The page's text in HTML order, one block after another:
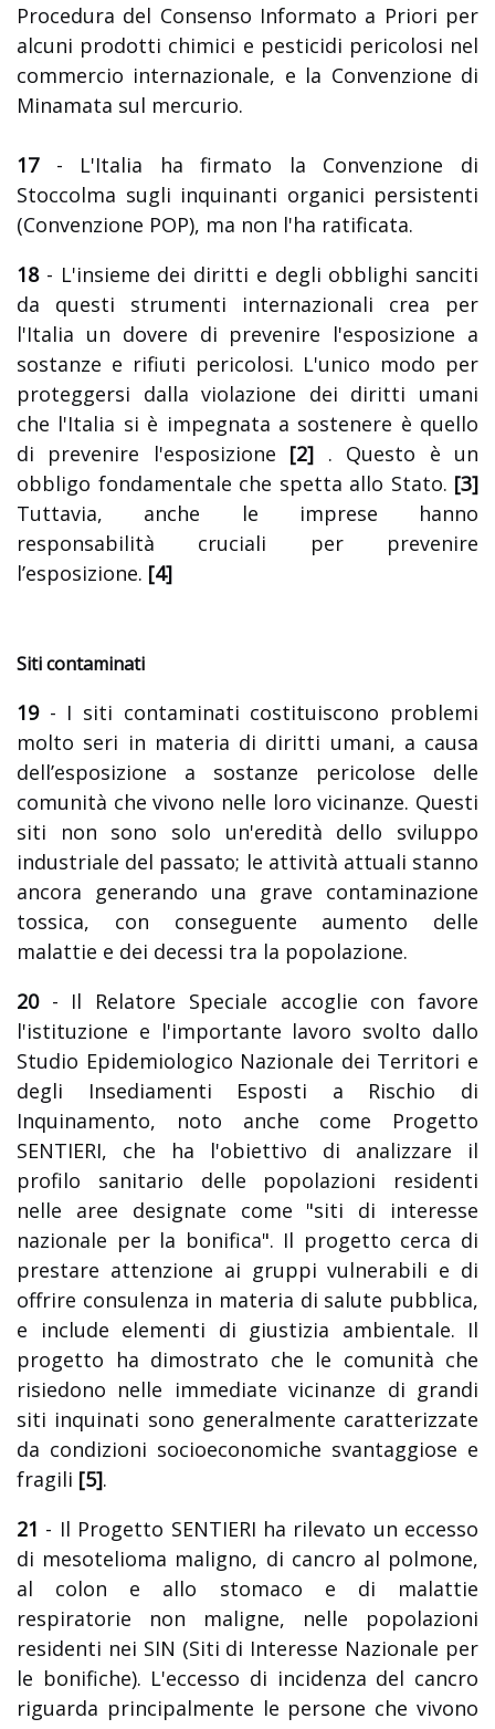
Procedura del Consenso Informato a Priori per
alcuni prodotti chimici e pesticidi pericolosi nel
commercio internazionale, e la Convenzione di
Minamata sul mercurio.
17- L'Italia ha firmato la Convenzione di
Stoccolma sugli inquinanti organici persistenti
(Convenzione POP), ma non l'ha ratificata.
18- L'insieme dei diritti e degli obblighi sanciti
da questi strumenti internazionali crea per
l'Italia un dovere di prevenire l'esposizione a
sostanze e rifiuti pericolosi. L'unico modo per
proteggersi dalla violazione dei diritti umani
che l'Italia si è impegnata a sostenere è quello
di prevenire l'esposizione [2] . Questo è un
obbligo fondamentale che spetta allo Stato. [3]
Tuttavia, anche le imprese hanno
responsabilità cruciali per prevenire
l’esposizione. [4]
Siti contaminati
19- I siti contaminati costituiscono problemi
molto seri in materia di diritti umani, a causa
dell’esposizione a sostanze pericolose delle
comunità che vivono nelle loro vicinanze. Questi
siti non sono solo un'eredità dello sviluppo
industriale del passato; le attività attuali stanno
ancora generando una grave contaminazione
tossica, con conseguente aumento delle
malattie e dei decessi tra la popolazione.
20- Il Relatore Speciale accoglie con favore
l'istituzione e l'importante lavoro svolto dallo
Studio Epidemiologico Nazionale dei Territori e
degli Insediamenti Esposti a Rischio di
Inquinamento, noto anche come Progetto
SENTIERI, che ha l'obiettivo di analizzare il
profilo sanitario delle popolazioni residenti
nelle aree designate come "siti di interesse
nazionale per la bonifica". Il progetto cerca di
prestare attenzione ai gruppi vulnerabili e di
offrire consulenza in materia di salute pubblica,
e include elementi di giustizia ambientale. Il
progetto ha dimostrato che le comunità che
risiedono nelle immediate vicinanze di grandi
siti inquinati sono generalmente caratterizzate
da condizioni socioeconomiche svantaggiose e
fragili [5].
21 - Il Progetto SENTIERI ha rilevato un eccesso
di mesotelioma maligno, di cancro al polmone,
al colon e allo stomaco e di malattie
respiratorie non maligne, nelle popolazioni
residenti nei SIN (Siti di Interesse Nazionale per
le bonifiche). L'eccesso di incidenza del cancro
riguarda principalmente le persone che vivono